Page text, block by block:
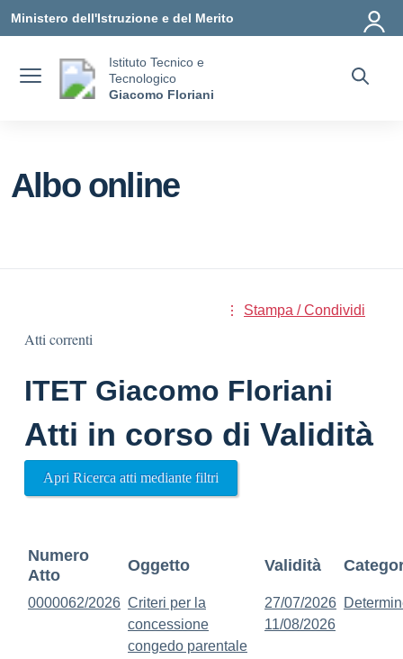
Ministero dell'Istruzione e del Merito
Istituto Tecnico e
Tecnologico
Giacomo Floriani
Albo online
Stampa / Condividi
Atti correnti
ITET Giacomo Floriani
Atti in corso di Validità
Apri Ricerca atti mediante filtri
Numero
Atto
Oggetto Validità
0000062/2026 Criteri per la
concessione
congedo parentale
27/07/2026
11/08/2026